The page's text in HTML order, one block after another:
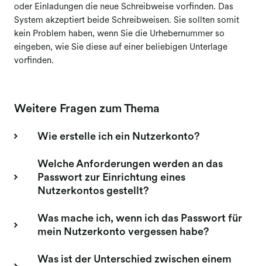
Meldung Film
oder Einladungen die neue Schreibweise vorfinden. Das
System akzeptiert beide Schreibweisen. Sie sollten somit
kein Problem haben, wenn Sie die Urhebernummer so
eingeben, wie Sie diese auf einer beliebigen Unterlage
vorfinden.
Weitere Fragen zum Thema
Wie erstelle ich ein Nutzerkonto?
Welche Anforderungen werden an das
Passwort zur Einrichtung eines
Nutzerkontos gestellt?
Was mache ich, wenn ich das Passwort für
mein Nutzerkonto vergessen habe?
Was ist der Unterschied zwischen einem